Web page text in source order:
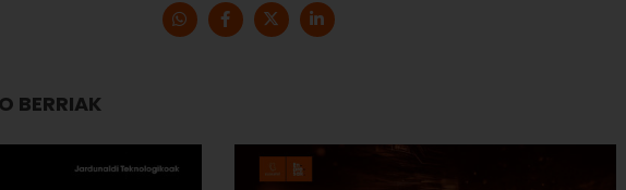
BERRIAK